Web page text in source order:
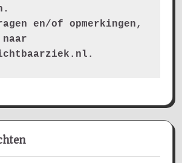
en/of opmerkingen,